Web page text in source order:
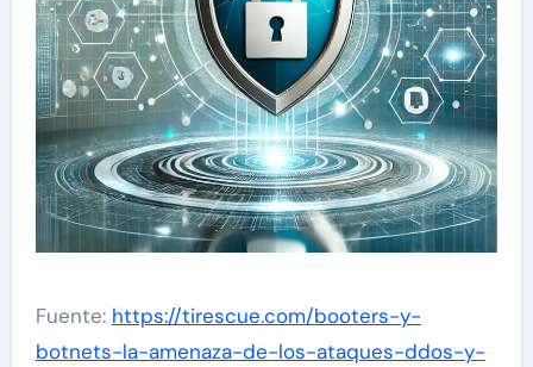
Fuente: https://tirescue.com/booters-y-
botnets-la-amenaza-de-los-ataques-ddos-y-